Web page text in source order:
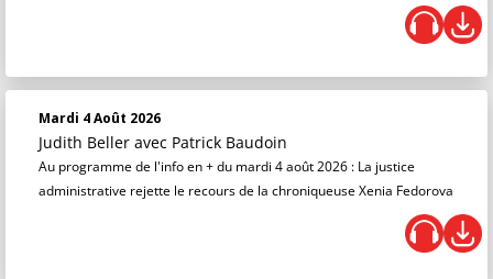
Mardi 4 Août 2026
Judith Beller avec Patrick Baudoin
Au programme de l'info en + du mardi 4 août 2026 : La justice
administrative rejette le recours de la chroniqueuse Xenia Fedorova